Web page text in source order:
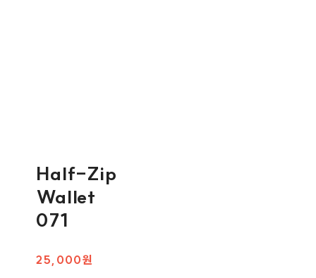
Half-Zip
Wallet
071
25,000원